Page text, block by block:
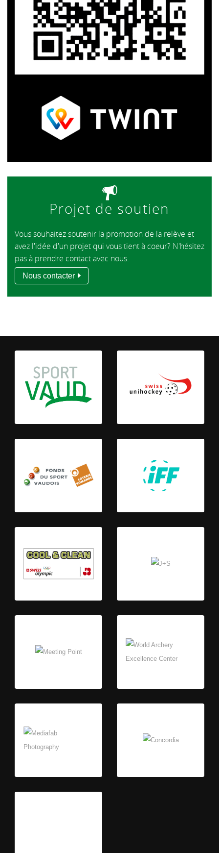
Projet de soutien
Vous souhaitez soutenir la promotion de la relève et
avez l'idée d'un projet qui vous tient à coeur? N'hésitez
pas à prendre contact avec nous.
Nous contacter